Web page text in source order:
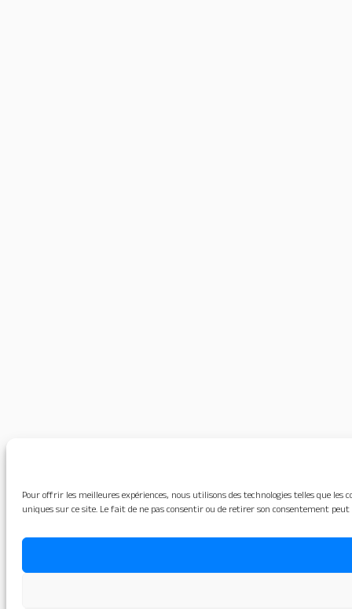
Pour offrir les meilleures expériences, nous utilisons des technologies telles que
uniques sur ce site. Le fait de ne pas consentir ou de retirer son consentement